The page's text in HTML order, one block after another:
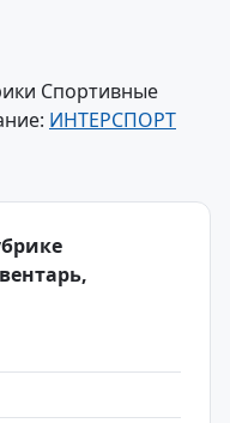
Спортивные
ИНТЕРСПОРТ